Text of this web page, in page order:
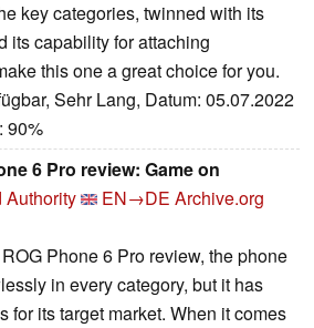
key categories, twinned with its
its capability for attaching
this one a great choice for you.
Sehr Lang, Datum: 05.07.2022
: 90%
6 Pro review: Game on
Authority EN→DE Archive.org
Phone 6 Pro review, the phone
in every category, but it has
for its target market. When it comes